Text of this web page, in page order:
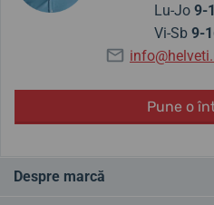
Lu-Jo 9-
Vi-Sb 9-
Pune o
Despre marcă